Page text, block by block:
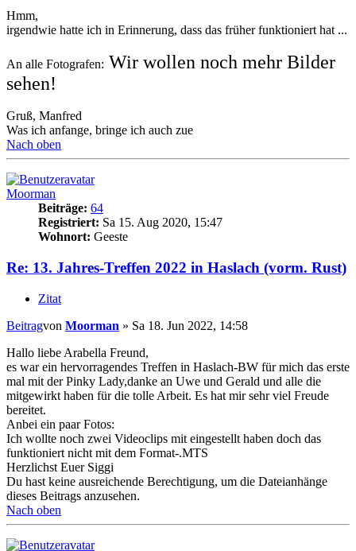
Hmm,
irgendwie hatte ich in Erinnerung, dass das früher funktioniert hat ...
An alle Fotografen: Wir wollen noch mehr Bilder
sehen!
Gruß, Manfred
Was ich anfange, bringe ich auch zue
Nach oben
Moorman
Beiträge: 64
Registriert: Sa 15. Aug 2020, 15:47
Wohnort: Geeste
Re: 13. Jahres-Treffen 2022 in Haslach (vorm. Rust)
Zitat
Beitragvon Moorman » Sa 18. Jun 2022, 14:58
Hallo liebe Arabella Freund,
es war ein hervorragendes Treffen in Haslach-BW für mich das erste
mal mit der Pinky Lady,danke an Uwe und Gerald und alle die
mitgewirkt haben für die tolle Arbeit. Es hat mir sehr viel Freude
bereitet.
Anbei ein paar Fotos:
Ich wollte noch zwei Videoclips mit eingestellt haben doch das
funktioniert nicht mit dem Format-.MTS
Herzlichst Euer Siggi
Du hast keine ausreichende Berechtigung, um die Dateianhänge
dieses Beitrags anzusehen.
Nach oben